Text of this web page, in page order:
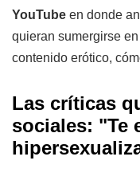
YouTube en donde
quieran sumergirse
contenido erótico,
Las críticas
sociales: "Te